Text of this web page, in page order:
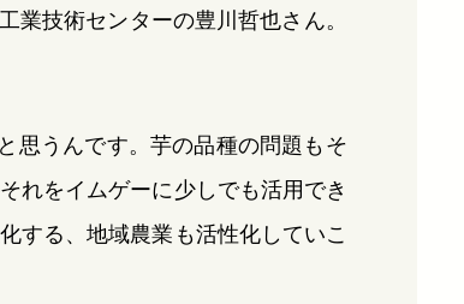
業技術センターの豊川哲也さん。
思うんです。芋の品種の問題もそ
れをイムゲーに少しでも活用でき
する、地域農業も活性化していこ